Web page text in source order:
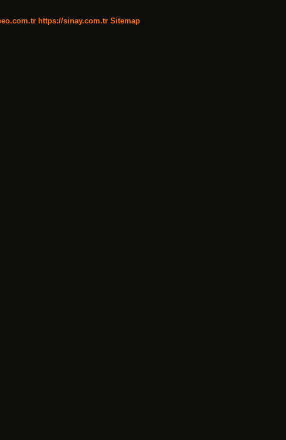
https://sinay.com.tr Sitemap